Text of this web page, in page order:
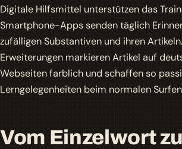
Digitale Hilfsmittel unterstützen das
Smartphone-Apps senden täglich
zufälligen Substantiven und ihren
Erweiterungen markieren Artikel auf
Webseiten farblich und schaffen so
Lerngelegenheiten beim normalen
Vom Einzelwort